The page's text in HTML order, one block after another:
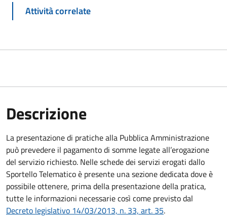
Attività correlate
Descrizione
La presentazione di pratiche alla Pubblica Amministrazione
può prevedere il pagamento di somme legate all’erogazione
del servizio richiesto. Nelle schede dei servizi erogati dallo
Sportello Telematico è presente una sezione dedicata dove è
possibile ottenere, prima della presentazione della pratica,
tutte le informazioni necessarie così come previsto dal
Decreto legislativo 14/03/2013, n. 33, art. 35.